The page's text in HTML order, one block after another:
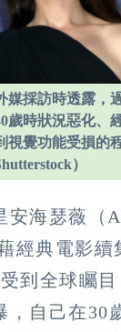
媒採訪時透露，
歲時狀況惡化、
視覺功能受損的
）
安海瑟薇（
經典電影續
到全球矚
，自己在30